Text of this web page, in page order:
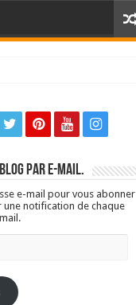
par e-mail.
e-mail pour vous abonner
une notification de chaque